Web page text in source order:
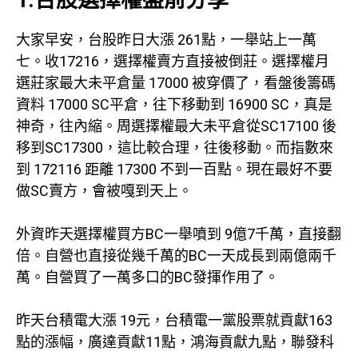
大家早安，台股昨日大漲 261點，一舉站上一萬
七。收17216，選擇權賣方直接被倒莊。選擇權月
選莊家最大未平倉量 17000 被穿價了，看盤後籌碼
資料 17000 SC平倉，往下移動到 16900 SC，真是
神奇，往內縮。周選擇權最大未平倉從SC17100 後
移到SC17300，這比較合理，往後移動。而指數來
到 172116 距離 17300 不到一百點。現在最好不要
做SC賣方，會被嘎到天上。
外資昨天選擇權買方BC一舉噴到 9億7千萬，直接翻
倍。自營也直接從幾千萬的BC一天成長到兩億兩千
萬。自營買了一萬多口的BC發揮作用了。
昨天台積電大漲 19元，台積電一黨股票就貢獻163
點的漲幅，廣達貢獻11點，鴻海貢獻九點，聯發科